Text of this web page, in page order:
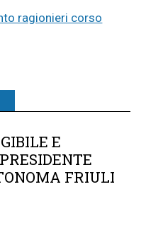
ragionieri corso
E
FRIULI